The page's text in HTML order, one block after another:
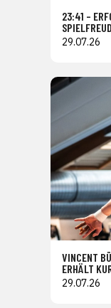
23:41 –
29.07.26
VINCENT
ERHÄLT
29.07.26